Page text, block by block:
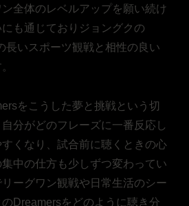
全体のレベルアップを願い続け
も通じておりジョングクの
長いスポーツ観戦と相性の良い
をこうした夢と挑戦という切
分がどのフレーズに一番反応し
くなり、試合前に聴くときの心
中の仕方も少しずつ変わってい
ーグワン観戦や日常生活のシー
Dreamersをどのように聴き分